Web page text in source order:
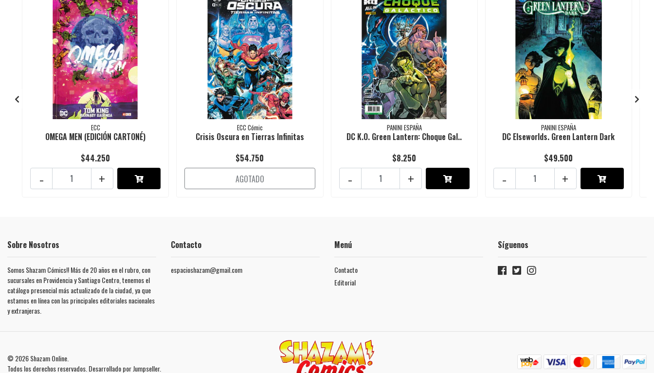
ECC
OMEGA MEN (EDICIÓN CARTONÉ)
$44.250
+
-
ECC Cómic
Crisis Oscura en Tierras Infinitas
$54.750
AGOTADO
PANINI ESPAÑA
DC K.O. Green Lantern: Choque Gal..
$8.250
+
-
PANINI ESPAÑA
DC Elseworlds. Green Lantern Dark
$49.500
+
-
Sobre Nosotros
Somos Shazam Cómics!! Más de 20 años en el rubro, con
sucursales en Providencia y Santiago Centro, tenemos el
catálogo presencial más actualizado de la ciudad, ya que
estamos en línea con las principales editoriales nacionales
y extranjeras.
Contacto
espacioshazam@gmail.com
Menú
Contacto
Editorial
Síguenos
© 2026 Shazam Online.
Todos los derechos reservados. Desarrollado por Jumpseller.